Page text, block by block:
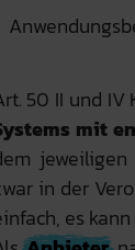
50 II und IV
mit
jeweiligen
in der
es